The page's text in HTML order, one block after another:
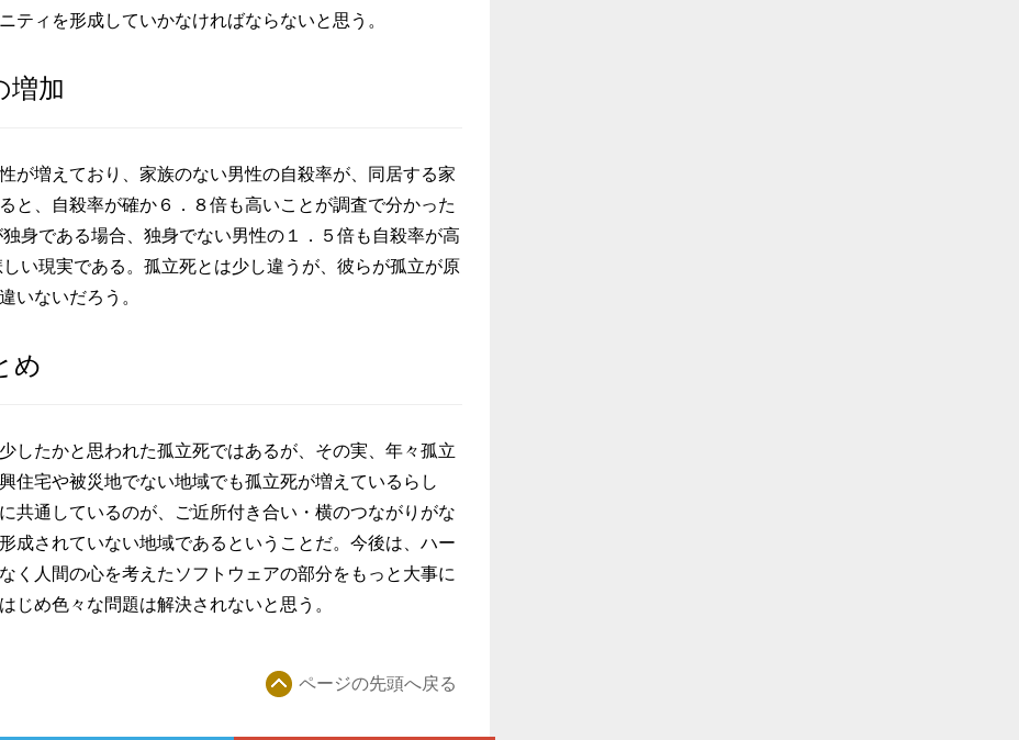
ティを形成していかなければならないと思う。
増加
が増えており、家族のない男性の自殺率が、同居する家
と、自殺率が確か６．８倍も高いことが調査で分かった
身である場合、独身でない男性の１．５倍も自殺率が高
い現実である。孤立死とは少し違うが、彼らが孤立が原
いないだろう。
め
したかと思われた孤立死ではあるが、その実、年々孤立
住宅や被災地でない地域でも孤立死が増えているらし
共通しているのが、ご近所付き合い・横のつながりがな
成されていない地域であるということだ。今後は、ハー
く人間の心を考えたソフトウェアの部分をもっと大事に
じめ色々な問題は解決されないと思う。
ページの先頭へ戻る